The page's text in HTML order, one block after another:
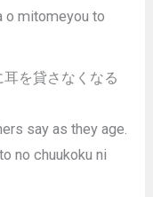
o mitomeyou to
を貸さなくなる
say as they age.
no chuukoku ni